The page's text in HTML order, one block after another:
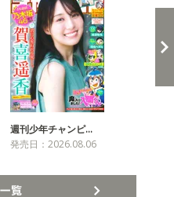
週刊少年チャンピ…
発売日：2026.08.06